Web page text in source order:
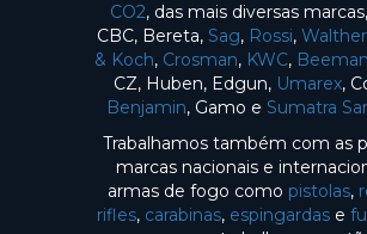
CO2, das mais diversas
CBC, Bereta, Sag, Rossi, Walther
& Koch, Crosman, KWC, Beeman
CZ, Huben, Edgun, Umarex,
Benjamin, Gamo e Sumatra
Trabalhamos também com as
marcas nacionais e
armas de fogo como pistolas,
rifles, carabinas, espingardas e